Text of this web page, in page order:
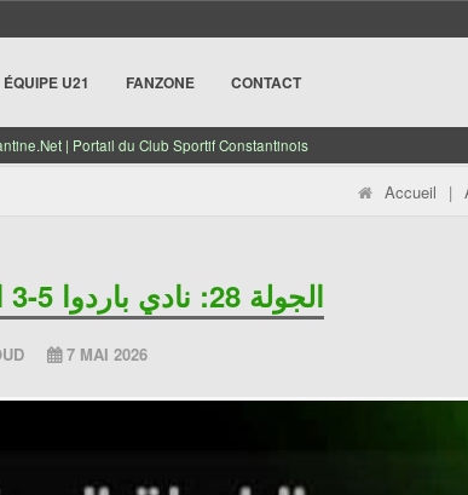
ÉQUIPE U21 FANZONE CONTACT
| Portail du Club Sportif Constantinois
Accueil |
الجولة 28: نادي باردوا 5-3 النادي الرياضي القسنطيني
7 MAI 2026